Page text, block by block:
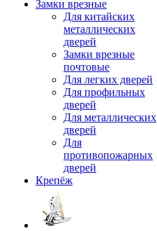
Замки врезные
Для китайских
металлических
дверей
Замки врезные
почтовые
Для легких дверей
Для профильных
дверей
Для металлических
дверей
Для
противопожарных
дверей
Крепёж